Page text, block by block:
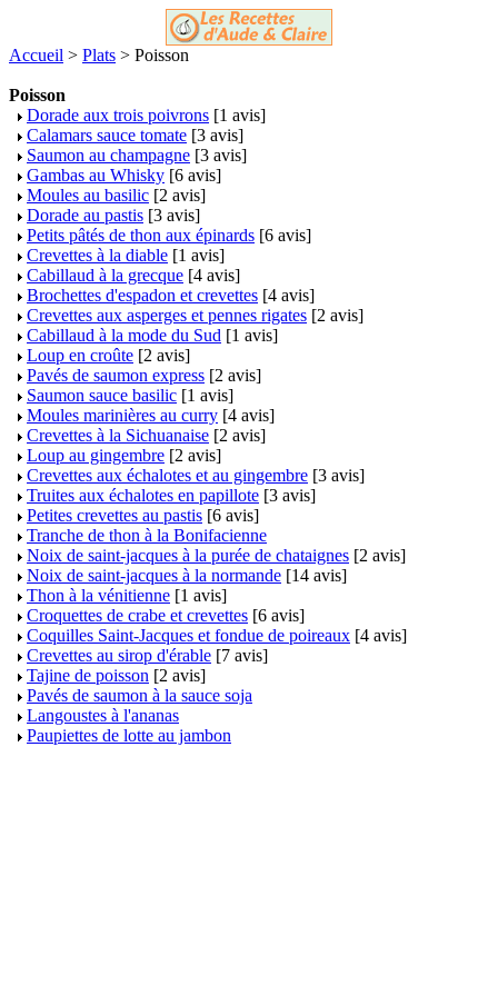
Accueil > Plats > Poisson
Poisson
Dorade aux trois poivrons [1 avis]
Calamars sauce tomate [3 avis]
Saumon au champagne [3 avis]
Gambas au Whisky [6 avis]
Moules au basilic [2 avis]
Dorade au pastis [3 avis]
Petits pâtés de thon aux épinards [6 avis]
Crevettes à la diable [1 avis]
Cabillaud à la grecque [4 avis]
Brochettes d'espadon et crevettes [4 avis]
Crevettes aux asperges et pennes rigates [2 avis]
Cabillaud à la mode du Sud [1 avis]
Loup en croûte [2 avis]
Pavés de saumon express [2 avis]
Saumon sauce basilic [1 avis]
Moules marinières au curry [4 avis]
Crevettes à la Sichuanaise [2 avis]
Loup au gingembre [2 avis]
Crevettes aux échalotes et au gingembre [3 avis]
Truites aux échalotes en papillote [3 avis]
Petites crevettes au pastis [6 avis]
Tranche de thon à la Bonifacienne
Noix de saint-jacques à la purée de chataignes [2 avis]
Noix de saint-jacques à la normande [14 avis]
Thon à la vénitienne [1 avis]
Croquettes de crabe et crevettes [6 avis]
Coquilles Saint-Jacques et fondue de poireaux [4 avis]
Crevettes au sirop d'érable [7 avis]
Tajine de poisson [2 avis]
Pavés de saumon à la sauce soja
Langoustes à l'ananas
Paupiettes de lotte au jambon